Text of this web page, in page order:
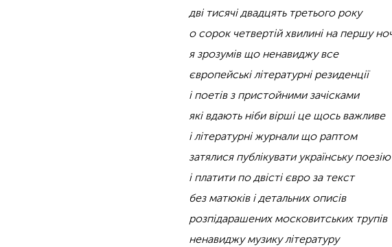
дві тисячі двадцять третього року
о сорок четвертій хвилині на першу
я зрозумів що ненавиджу все
європейські літературні резиденції
і поетів з пристойними зачісками
які вдають ніби вірші це щось важливе
і літературні журнали що раптом
затялися публікувати українську поезію
і платити по двісті євро за текст
без матюків і детальних описів
розпідарашених московитських трупів
ненавиджу музику літературу